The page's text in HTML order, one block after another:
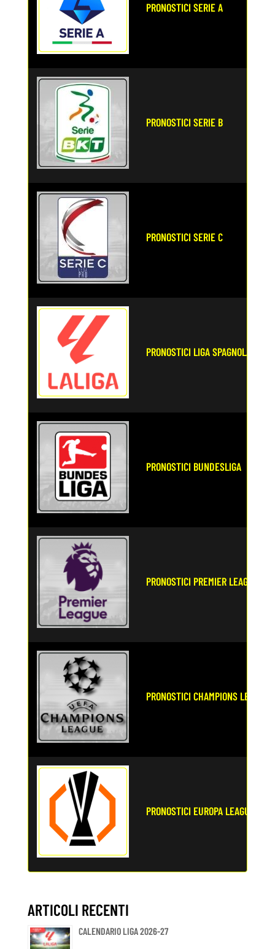
PRONOSTICI SERIE A
PRONOSTICI SERIE B
PRONOSTICI SERIE C
PRONOSTICI LIGA SPAGNOLA
PRONOSTICI BUNDESLIGA
PRONOSTICI PREMIER LEAGUE
PRONOSTICI CHAMPIONS LEAGUE
PRONOSTICI EUROPA LEAGUE
ARTICOLI RECENTI
CALENDARIO LIGA 2026-27